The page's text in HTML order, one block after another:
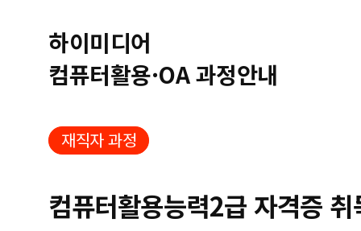
하이미디어
컴퓨터활용·OA 과정안내
재직자 과정
컴퓨터활용능력2급 자격증